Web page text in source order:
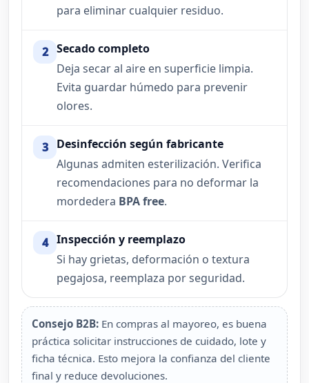
para eliminar cualquier residuo.
2 Secado completo
Deja secar al aire en superficie limpia.
Evita guardar húmedo para prevenir
olores.
3
Desinfección según fabricante
Algunas admiten esterilización. Verifica
recomendaciones para no deformar la
mordedera BPA free.
4 Inspección y reemplazo
Si hay grietas, deformación o textura
pegajosa, reemplaza por seguridad.
Consejo B2B: En compras al mayoreo, es buena
práctica solicitar instrucciones de cuidado, lote y
ficha técnica. Esto mejora la confianza del cliente
final y reduce devoluciones.